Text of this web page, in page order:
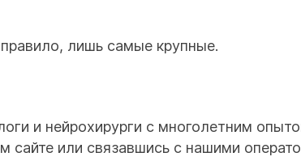
лишь самые крупные.
и нейрохирурги с многолетним
сайте или связавшись с нашими